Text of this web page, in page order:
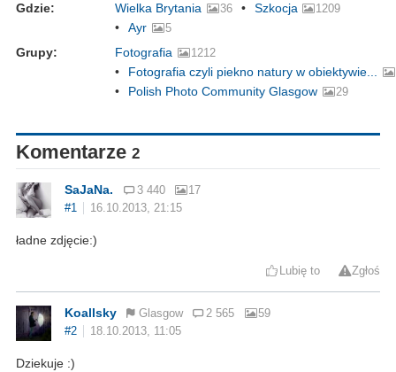
Gdzie: Wielka Brytania 36 Szkocja 1209
Ayr 5
Grupy: Fotografia 1212
Fotografia czyli piekno natury w obiektywie...
Polish Photo Community Glasgow 29
Komentarze 2
SaJaNa. 3 440
17
#1
16.10.2013, 21:15
ładne zdjęcie:)
Lubię to Zgłoś
Koallsky Glasgow 2 565
59
#2
18.10.2013, 11:05
Dziekuje :)